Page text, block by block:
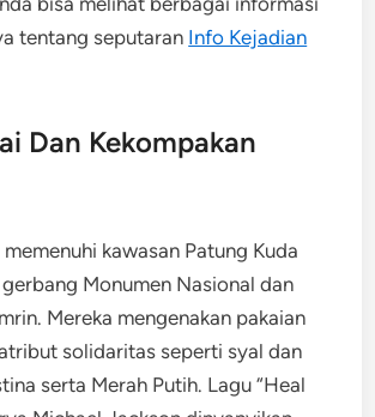
tentang seputaran Info Kejadian
Dan Kekompakan
kawasan Patung Kuda
Monumen Nasional dan
Mereka mengenakan pakaian
solidaritas seperti syal dan
serta Merah Putih. Lagu “Heal